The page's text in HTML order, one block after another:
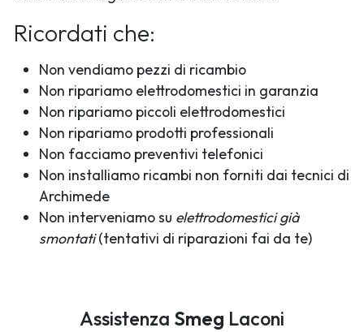
Ricordati che:
Non vendiamo pezzi di ricambio
Non ripariamo elettrodomestici in garanzia
Non ripariamo piccoli elettrodomestici
Non ripariamo prodotti professionali
Non facciamo preventivi telefonici
Non installiamo ricambi non forniti dai tecnici di
Archimede
Non interveniamo su elettrodomestici già
smontati(tentativi di riparazioni fai da te)
Assistenza Smeg Laconi